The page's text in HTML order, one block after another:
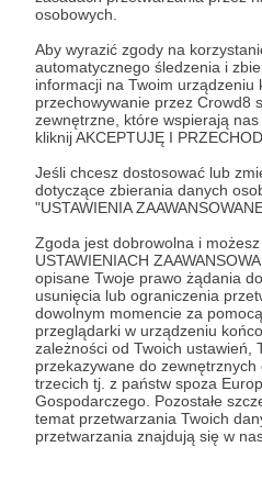
osobowych.
Aby wyrazić zgody na
automatycznego śledzenia i
informacji na Twoim urządzeniu
przechowywanie przez Crowd8
zewnętrzne, które wspierają nas
kliknij AKCEPTUJĘ I
Jeśli chcesz dostosować lub
dotyczące zbierania danych
"USTAWIENIA
Zgoda jest dobrowolna i
USTAWIENIACH
opisane Twoje prawo żądania
usunięcia lub ograniczenia
dowolnym momencie za
przeglądarki w urządzeniu
zależności od Twoich ustawień,
przekazywane do
trzecich tj. z państw spoza
Gospodarczego. Pozostałe
temat przetwarzania Twoich
przetwarzania znajdują się w
Jesteś dla nas apostołem,
społeczność, inwestować w
ludziom lepszą jakość
Bardzo Ci dziękujemy za
duchowe. Obiecujemy
napisz do nas na Facebooku
Jesteś dla nas wielkim
Patroni: 3
200 zł miesięcznie